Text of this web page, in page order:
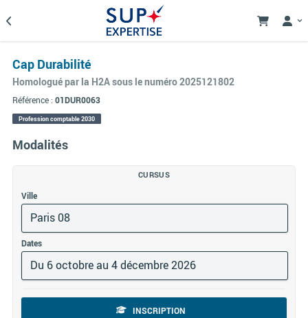
Cap Durabilité
Homologué par la H2A sous le numéro 2025121802
Référence : 01DUR0063
Profession comptable 2030
Modalités
CURSUS
Ville
Paris 08
Dates
Du 6 octobre au 4 décembre 2026
INSCRIPTION